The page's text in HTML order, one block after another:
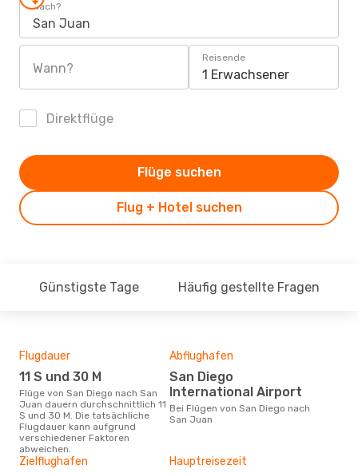
Nach?
San Juan
Wann?
Reisende
1 Erwachsener
Direktflüge
Flug + Hotel suchen
Flüge suchen
Günstigste Tage Häufig gestellte Fragen
Flugdauer
11 S und 30 M
Flüge von San Diego nach San
Juan dauern durchschnittlich 11
S und 30 M. Die tatsächliche
Flugdauer kann aufgrund
verschiedener Faktoren
abweichen.
Abflughafen
San Diego
International Airport
Bei Flügen von San Diego nach
San Juan
Zielflughafen Hauptreisezeit